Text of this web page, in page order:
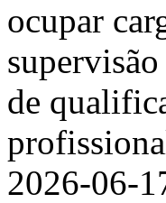
ocupar
de
2026-06-